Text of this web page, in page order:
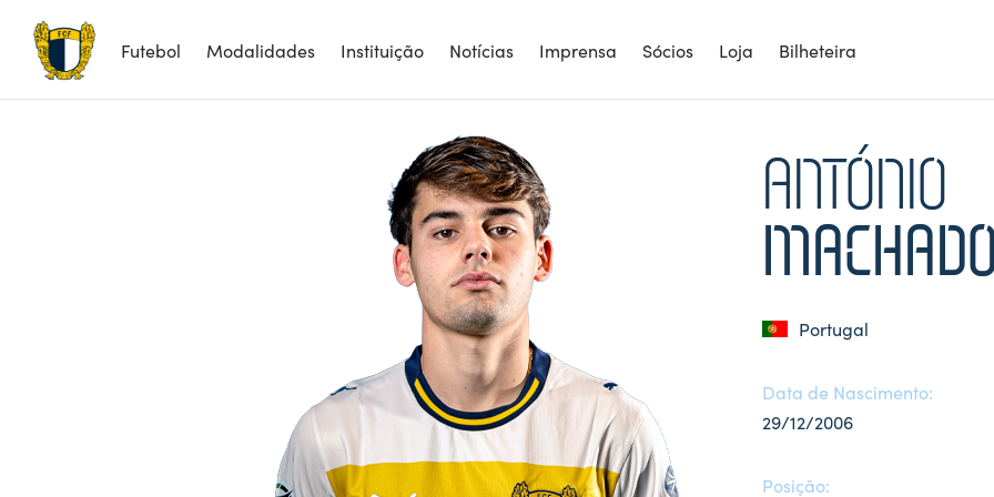
Futebol Modalidades Instituição Notícias Imprensa Sócios Loja Bilheteira
ANTÓNIO
Portugal
Data de Nascimento:
29/12/2006
Posição: